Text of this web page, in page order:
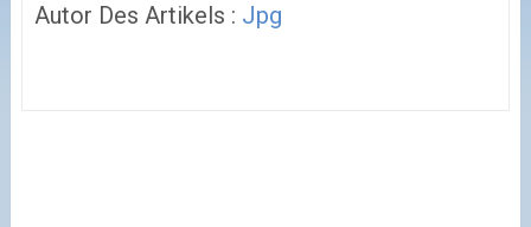
Autor Des Artikels : Jpg